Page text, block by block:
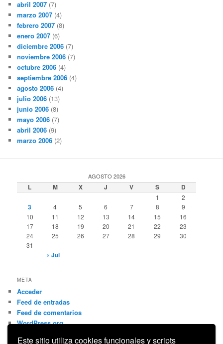
Este sitio utiliza cookies funcionales y scripts
abril 2007 (7)
marzo 2007 (4)
febrero 2007 (8)
enero 2007 (6)
diciembre 2006 (7)
noviembre 2006 (7)
octubre 2006 (4)
septiembre 2006 (4)
agosto 2006 (4)
julio 2006 (13)
junio 2006 (8)
mayo 2006 (7)
abril 2006 (9)
marzo 2006 (2)
AGOSTO 2026
L M X J V S D
1 2
3 4 5 6 7 8
9
10
11 12 13 14 15
16
17
18 19 20 21 22
23
24
25 26 27 28 29
30
31
« Jul
META
Acceder
Feed de entradas
Feed de comentarios
WordPress.org